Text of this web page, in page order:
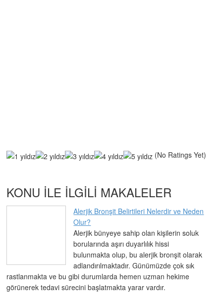
(No Ratings Yet)
KONU ILE ILGILI MAKALELER
Alerjik Bronşit Belirtileri Nelerdir ve Neden
Olur?
Alerjik bünyeye sahip olan kişilerin soluk
borularında aşırı duyarlılık hissi
bulunmakta olup, bu alerjik bronşit olarak
adlandırılmaktadır. Günümüzde çok sık
rastlanmakta ve bu gibi durumlarda hemen uzman hekime
görünerek tedavi sürecini başlatmakta yarar vardır.